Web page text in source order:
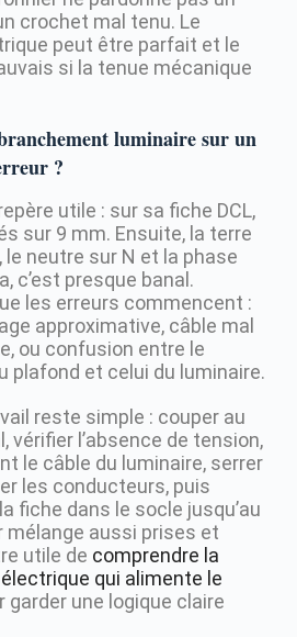
crochet mal tenu. Le
peut être parfait et le
si la tenue mécanique
luminaire sur un
?
utile : sur sa fiche DCL,
sur 9 mm. Ensuite, la terre
neutre sur N et la phase
c’est presque banal.
les erreurs commencent :
approximative, câble mal
ou confusion entre le
plafond et celui du luminaire.
reste simple : couper au
vérifier l’absence de tension,
le câble du luminaire, serrer
les conducteurs, puis
fiche dans le socle jusqu’au
mélange aussi prises et
utile de comprendre la
qui alimente le
garder une logique claire